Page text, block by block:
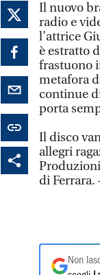
Il nuovo
radio e
l’attrice
è estratto
frastuono
metafora
continue
porta
Il disco
allegri
di
Non